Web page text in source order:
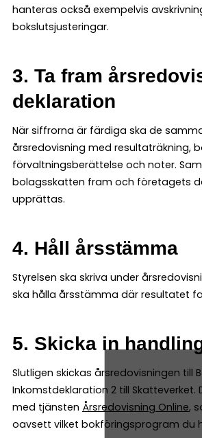
hanteras också exempelvis
bokslutsjusteringar.
3. Ta fram
deklaration
När siffrorna är färdiga ska de
årsredovisning med resultaträkning,
förvaltningsberättelse och noter.
bolagsskatten fram och företagets
upprättas.
4. Håll årsstämma
Styrelsen ska skriva under
ska hålla årsstämma där resultatet
5. Skicka in
Slutligen skickas årsredovisningen till
Inkomstdeklaration 2 till
med tjänsten Årsredovisning Online,
oavsett vilket bokföringsprogram du